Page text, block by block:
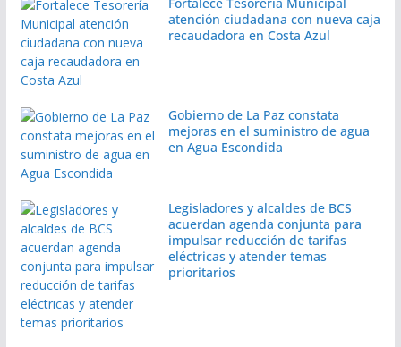
atención ciudadana con nueva caja
recaudadora en Costa Azul
Gobierno de La Paz constata
mejoras en el suministro de agua
en Agua Escondida
Legisladores y alcaldes de BCS
acuerdan agenda conjunta para
impulsar reducción de tarifas
eléctricas y atender temas
prioritarios